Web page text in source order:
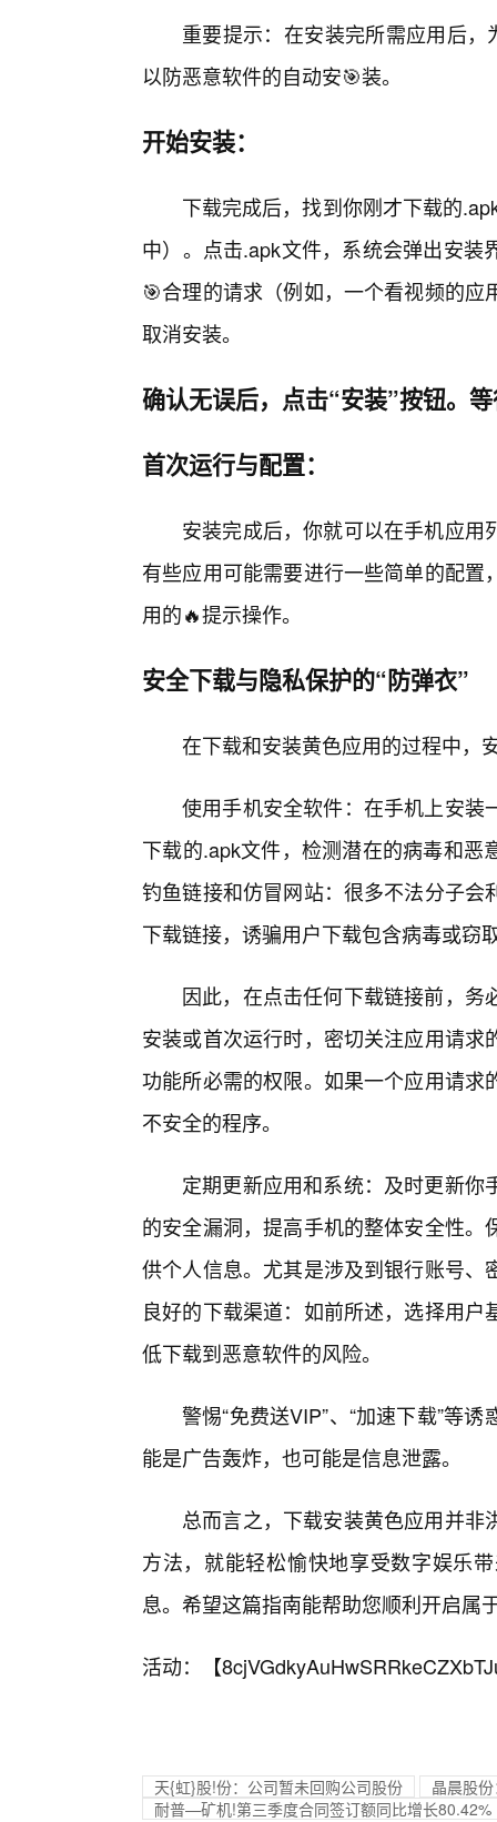
重要提示：在安装完所需应用后，
以防恶意软件的自动安🎯装。
开始安装：
下载完成后，找到你刚才下载的
中）。点击.apk文件，系统会弹出安
🎯合理的请求（例如，一个看视频的
取消安装。
确认无误后，点击“安装”按钮。
首次运行与配置：
安装完成后，你就可以在手机应
有些应用可能需要进行一些简单的配
用的🔥提示操作。
安全下载与隐私保护的“防弹衣”
在下载和安装黄色应用的过程中，
使用手机安全软件：在手机上安装
下载的.apk文件，检测潜在的病毒和
钓鱼链接和仿冒网站：很多不法分子
下载链接，诱骗用户下载包含病毒或窃
因此，在点击任何下载链接前，
安装或首次运行时，密切关注应用请
功能所必需的权限。如果一个应用请
不安全的程序。
定期更新应用和系统：及时更新
的安全漏洞，提高手机的整体安全性
供个人信息。尤其是涉及到银行账号
良好的下载渠道：如前所述，选择用
低下载到恶意软件的风险。
警惕“免费送VIP”、“加速下载”等
能是广告轰炸，也可能是信息泄露。
总而言之，下载安装黄色应用并
方法，就能轻松愉快地享受数字娱乐
息。希望这篇指南能帮助您顺利开启属
活动：【
天{虹}股!份：公司暂未回购公司股份
晶晨股
耐普—矿机!第三季度合同签订额同比增长80.42%